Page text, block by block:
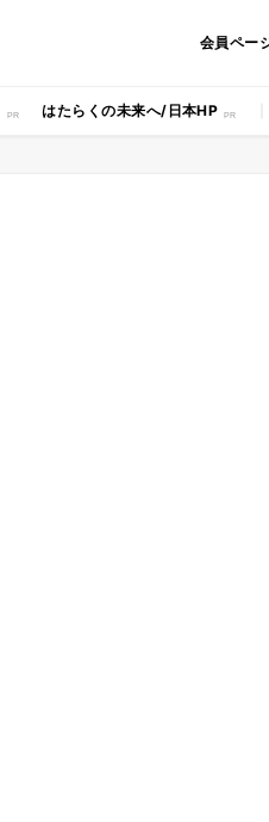
会員ペー
はたらくの未来へ/日本HP